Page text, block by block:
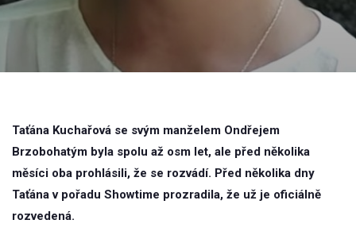
Taťána Kuchařová se svým manželem Ondřejem
Brzobohatým byla spolu až osm let, ale před několika
měsíci oba prohlásili, že se rozvádí. Před několika dny
Taťána v pořadu Showtime prozradila, že už je oficiálně
rozvedená.